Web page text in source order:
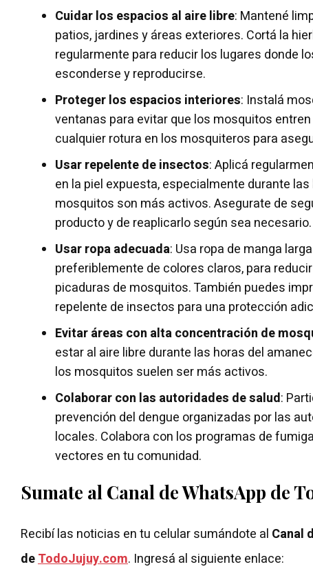
Cuidar los espacios al aire libre: Mantené
patios, jardines y áreas exteriores. Cortá la
regularmente para reducir los lugares donde
esconderse y reproducirse.
Proteger los espacios interiores: Instalá
ventanas para evitar que los mosquitos
cualquier rotura en los mosquiteros para
Usar repelente de insectos: Aplicá
en la piel expuesta, especialmente durante
mosquitos son más activos. Asegurate de
producto y de reaplicarlo según sea necesario.
Usar ropa adecuada: Usa ropa de manga
preferiblemente de colores claros, para
picaduras de mosquitos. También puedes
repelente de insectos para una protección
Evitar áreas con alta concentración de
estar al aire libre durante las horas del
los mosquitos suelen ser más activos.
Colaborar con las autoridades de salud:
prevención del dengue organizadas por las
locales. Colabora con los programas de
vectores en tu comunidad.
Sumate al Canal de WhatsApp de
Recibí las noticias en tu celular sumándote al Canal
deTodoJujuy.com. Ingresá al siguiente enlace: